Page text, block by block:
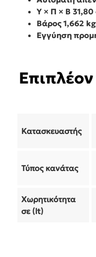
Υ × Π × Β 31,80
Βάρος 1,662 kg
Εγγύηση
Κατασκευαστής
Τύπος κανάτας
Χωρητικότητα
σε (lt)